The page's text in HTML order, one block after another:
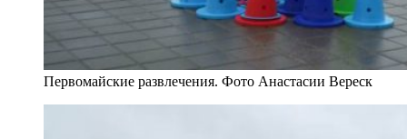
Первомайские развлечения. Фото Анастасии Вереск